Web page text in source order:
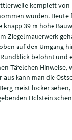
komplett von
wurden. Heute
knapp 39 m hohe
Ziegelmauerwerk
auf den Umgang
belohnt und
Täfelchen Hinweise,
aus kann man die
meist locker sehen,
Holsteinischen